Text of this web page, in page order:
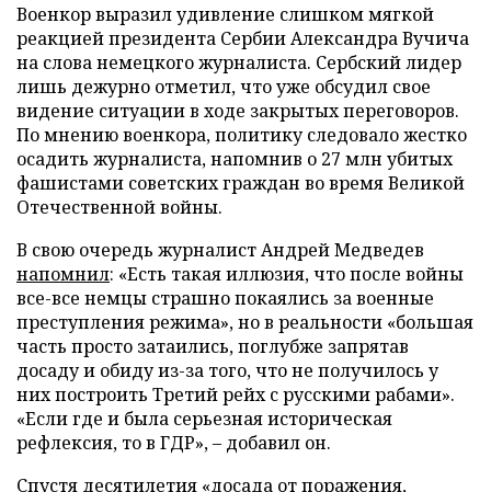
Военкор выразил удивление слишком мягкой
реакцией президента Сербии Александра Вучича
на слова немецкого журналиста. Сербский лидер
лишь дежурно отметил, что уже обсудил свое
видение ситуации в ходе закрытых переговоров.
По мнению военкора, политику следовало жестко
осадить журналиста, напомнив о 27 млн убитых
фашистами советских граждан во время Великой
Отечественной войны.
В свою очередь журналист Андрей Медведев
напомнил: «Есть такая иллюзия, что после войны
все-все немцы страшно покаялись за военные
преступления режима», но в реальности «большая
часть просто затаились, поглубже запрятав
досаду и обиду из-за того, что не получилось у
них построить Третий рейх с русскими рабами».
«Если где и была серьезная историческая
рефлексия, то в ГДР», – добавил он.
Спустя десятилетия «досада от поражения,